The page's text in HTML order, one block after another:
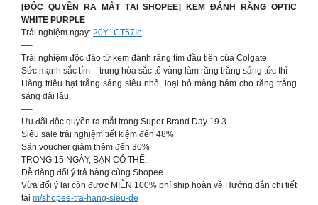
[ĐỘC QUYỀN RA MẮT TẠI SHOPEE] KEM ĐÁNH RĂNG OPTIC
WHITE PURPLE
Trải nghiệm ngay: 20Y1CT57Ie
—-
Trải nghiệm độc đáo từ kem đánh răng tím đầu tiên của Colgate
Sức mạnh sắc tím – trung hòa sắc tố vàng làm răng trắng sáng tức thì
Hàng triệu hạt trắng sáng siêu nhỏ, loại bỏ mảng bám cho răng trắng
sáng dài lâu
—-
Ưu đãi độc quyền ra mắt trong Super Brand Day 19.3
Siêu sale trải nghiệm tiết kiệm đến 48%
Săn voucher giảm thêm đến 30%
TRONG 15 NGÀY, BẠN CÓ THỂ..
Dễ dàng đổi ý trả hàng cùng Shopee
Vừa đổi ý lại còn được MIỄN 100% phí ship hoàn về Hướng dẫn chi tiết
tại m/shopee-tra-hang-sieu-de